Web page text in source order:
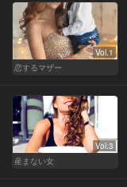
Vol.1
恋するマザー
Vol.3
産まない女